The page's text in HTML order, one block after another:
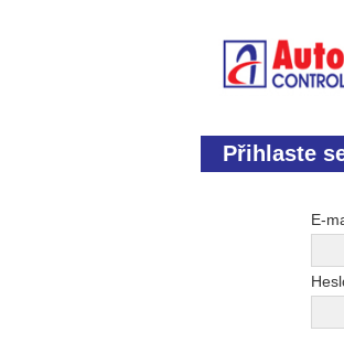
Přihlaste
E-